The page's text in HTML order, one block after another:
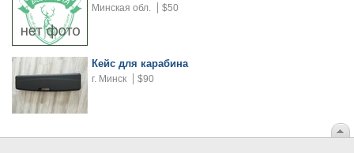
Минская обл. $50
Кейс для карабина
г. Минск $90